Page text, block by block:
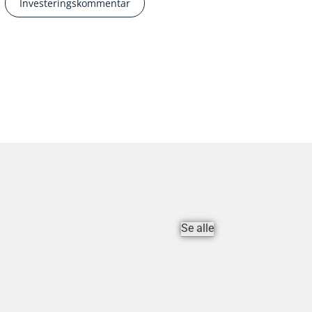
Investeringskommentar
Se alle